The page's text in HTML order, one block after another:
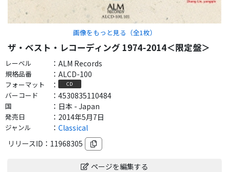
画像をもっと見る（全1 枚）
ザ・ベスト・レコーディング 1974-2014＜限定盤＞
レーベル ： ALM Records
規格品番 ： ALCD-100
フォーマット ： CD
バーコード ： 4530835110484
国 ： 日本 - Japan
発売日 ： 2014年5月7日
ジャンル ： Classical
リリースID： 11968305
ページを編集する